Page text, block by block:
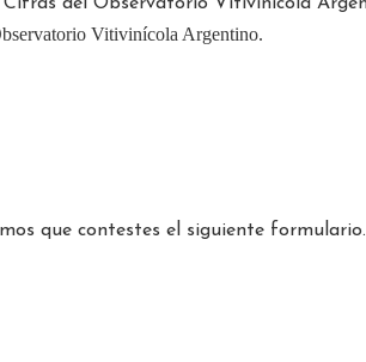
Vitivinícola Argentino.
que contestes el siguiente formulario.